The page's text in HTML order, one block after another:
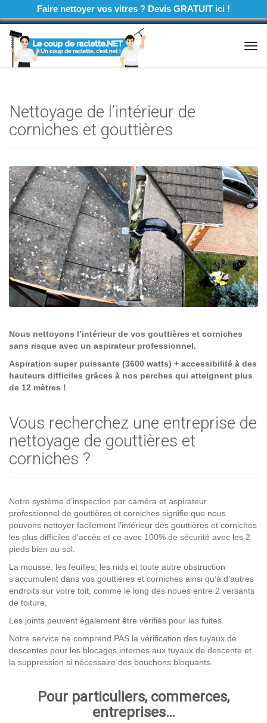
Faire nettoyer vos vitres ? Devis GRATUIT ici !
Nettoyage de l’intérieur de
corniches et gouttières
Nous nettoyons l’intérieur de vos gouttières et corniches
sans risque avec un aspirateur professionnel.
Aspiration super puissante (3600 watts) + accessibilité à des
hauteurs difficiles grâces à nos perches qui atteignent plus
de 12 mètres !
Vous recherchez une entreprise de
nettoyage de gouttières et
corniches ?
Notre système d’inspection par caméra et aspirateur
professionnel de gouttières et corniches signifie que nous
pouvons nettoyer facilement l’intérieur des gouttières et corniches
les plus difficiles d’accès et ce avec 100% de sécurité avec les 2
pieds bien au sol.
La mousse, les feuilles, les nids et toute autre obstruction
s’accumulent dans vos gouttières et corniches ainsi qu’à d’autres
endroits sur votre toit, comme le long des noues entre 2 versants
de toiture.
Les joints peuvent également être vérifiés pour les fuites.
Notre service ne comprend PAS la vérification des tuyaux de
descentes pour les blocages internes aux tuyaux de descente et
la suppression si nécessaire des bouchons bloquants.
Pour particuliers, commerces,
entreprises…